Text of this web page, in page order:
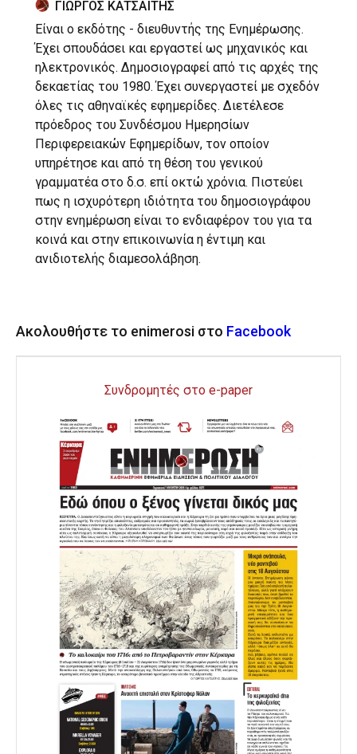
ΓΙΩΡΓΟΣ ΚΑΤΣΑΪΤΗΣ
Είναι ο εκδότης - διευθυντής της Ενημέρωσης.
Έχει σπουδάσει και εργαστεί ως μηχανικός και
ηλεκτρονικός. Δημοσιογραφεί από τις αρχές της
δεκαετίας του 1980. Έχει συνεργαστεί με σχεδόν
όλες τις αθηναϊκές εφημερίδες. Διετέλεσε
πρόεδρος του Συνδέσμου Ημερησίων
Περιφερειακών Εφημερίδων, τον οποίον
υπηρέτησε και από τη θέση του γενικού
γραμματέα στο δ.σ. επί οκτώ χρόνια. Πιστεύει
πως η ισχυρότερη ιδιότητα του δημοσιογράφου
στην ενημέρωση είναι το ενδιαφέρον του για τα
κοινά και στην επικοινωνία η έντιμη και
ανιδιοτελής διαμεσολάβηση.
Ακολουθήστε το enimerosi στο Facebook
Συνδρομητές στο e-paper